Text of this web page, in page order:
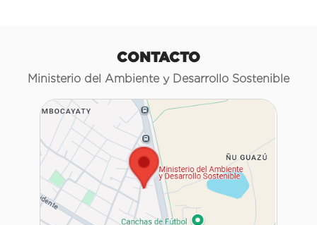
CONTACTO
Ministerio del Ambiente y Desarrollo Sostenible